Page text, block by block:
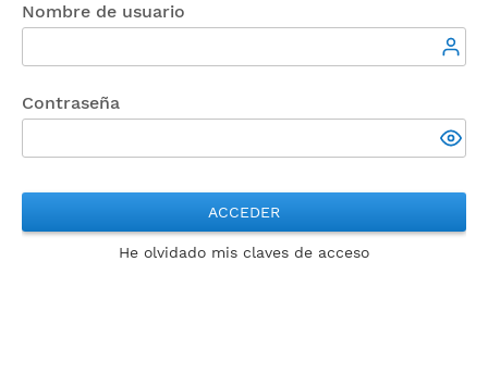
Nombre de usuario
Contraseña
ACCEDER
He olvidado mis claves de acceso